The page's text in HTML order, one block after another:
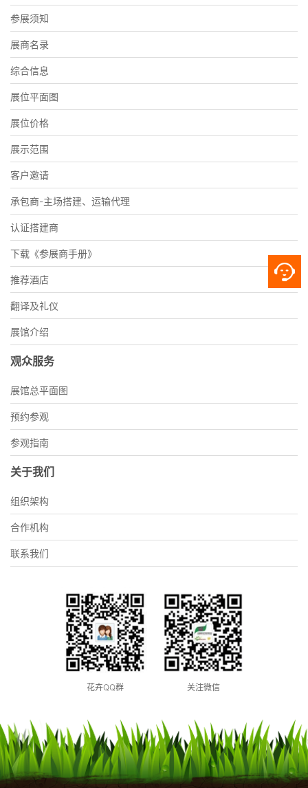
参展须知
展商名录
综合信息
展位平面图
展位价格
展示范围
客户邀请
承包商-主场搭建、运输代理
认证搭建商
下载《参展商手册》
推荐酒店
翻译及礼仪
展馆介绍
观众服务
展馆总平面图
预约参观
参观指南
关于我们
组织架构
合作机构
联系我们
花卉QQ群 关注微信